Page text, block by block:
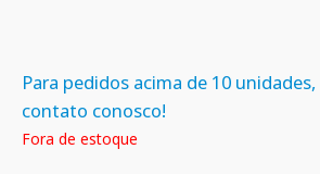
Para pedidos acima de 10
contato conosco!
Fora de estoque